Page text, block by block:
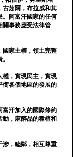
古茹爾，布拉威和其
。阿富汗國家的任何
關事務應受法律管
國家主權，領土完整
權，實現民主，實現
衡各個地區的發展的
富汗加入的國際條約
動，麻醉品的種植和
涉，睦鄰，相互尊重